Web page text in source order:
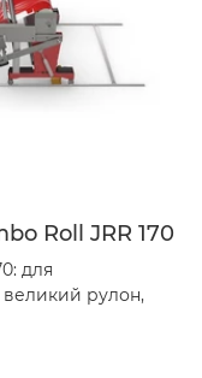
Roll JRR 170
для
великий рулон,